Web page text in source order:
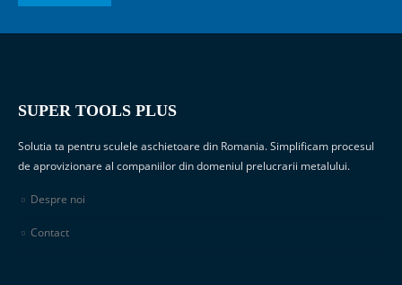
SUPER TOOLS PLUS
Solutia ta pentru sculele aschietoare din Romania. Simplificam procesul
de aprovizionare al companiilor din domeniul prelucrarii metalului.
Despre noi
Contact